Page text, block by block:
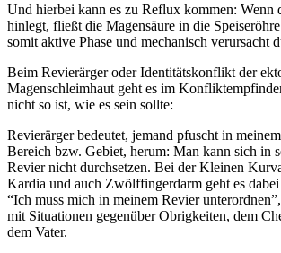
Und hierbei kann es zu Reflux kommen: Wenn
hinlegt, fließt die Magensäure in die
somit aktive Phase und mechanisch verursacht
Beim Revierärger oder Identitätskonflikt der
Magenschleimhaut geht es im
nicht so ist, wie es sein sollte:
Revierärger bedeutet, jemand pfuscht in
Bereich bzw. Gebiet, herum: Man kann sich in
Revier nicht durchsetzen. Bei der Kleinen
Kardia und auch Zwölffingerdarm geht es
“Ich muss mich in meinem Revier
mit Situationen gegenüber Obrigkeiten, dem
dem Vater.